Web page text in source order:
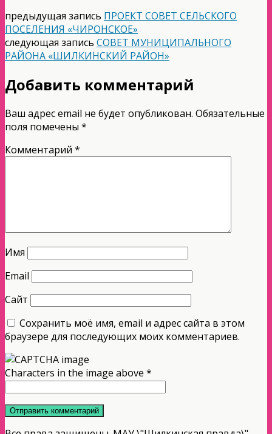
предыдущая запись ПРОЕКТ СОВЕТ СЕЛЬСКОГО
ПОСЕЛЕНИЯ «ЧИРОНСКОЕ»
следующая запись СОВЕТ МУНИЦИПАЛЬНОГО
РАЙОНА «ШИЛКИНСКИЙ РАЙОН»
Добавить комментарий
Ваш адрес email не будет опубликован. Обязательные
поля помечены *
Комментарий *
Имя
Email
Сайт
Сохранить моё имя, email и адрес сайта в этом
браузере для последующих моих комментариев.
Characters in the image above *